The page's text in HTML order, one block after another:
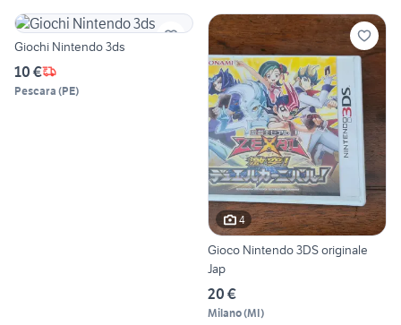
Giochi Nintendo 3ds
10 €
Pescara (PE)
4
Gioco Nintendo 3DS originale
Jap
20 €
Milano(MI)